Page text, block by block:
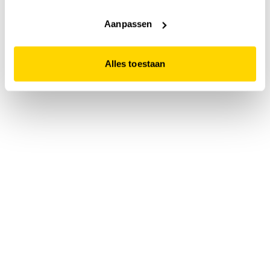
website niet optimaal functioneert.
Aanpassen
Alles toestaan